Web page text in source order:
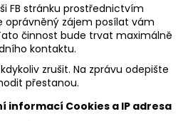
FB stránku prostřednictvím
oprávněný zájem posílat vám
činnost bude trvat maximálně
kontaktu.
zrušit. Na zprávu odepište
přestanou.
informací Cookies a IP adresa